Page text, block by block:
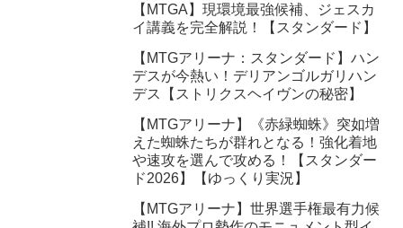
【MTGA】現環境最強候補、ジェスカ
イ講義を完全解説！【スタンダード】
【MTGアリーナ：スタンダード】ハン
デスが今熱い！デリアンゴルガリハン
デス【ストリクスヘイヴンの秘密】
【MTGアリーナ】《赤緑蜘蛛》突如増
えた蜘蛛たちが群れとなる！強化着地
や速攻を選んで攻める！【スタンダー
ド2026】【ゆっくり実況】
【MTGアリーナ】世界選手権最有力候